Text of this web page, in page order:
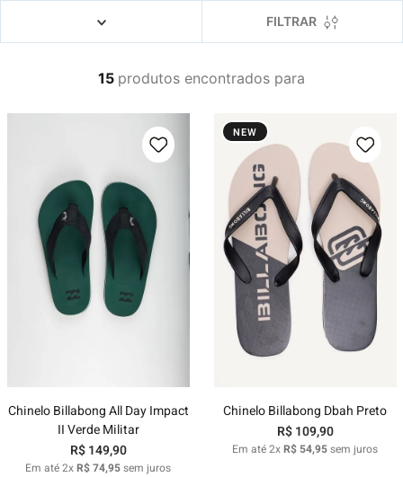
FILTRAR
15 produtos
Chinelo Billabong All Day Impact
II Verde Militar
R$ 149,90
Em até2xR$74,95sem juros
NEW
Chinelo Billabong Dbah Preto
R$ 109,90
Em até2xR$ 54,95sem juros
4º
boardshort
bermuda
º chinelo